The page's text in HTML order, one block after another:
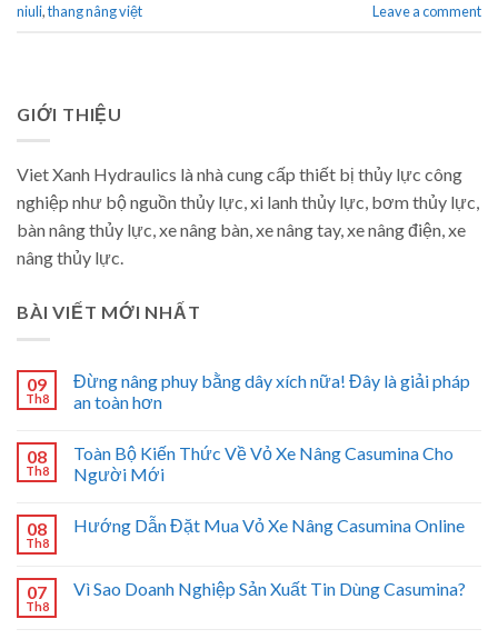
niuli,thang nâng việt Leave a comment
GIỚI THIỆU
Viet Xanh Hydraulics là nhà cung cấp thiết bị thủy lực công
nghiệp như bộ nguồn thủy lực, xi lanh thủy lực, bơm thủy lực,
bàn nâng thủy lực, xe nâng bàn, xe nâng tay, xe nâng điện, xe
nâng thủy lực.
BÀI VIẾT MỚI NHẤT
09
Th8
Đừng nâng phuy bằng dây xích nữa! Đây là giải pháp
an toàn hơn
08
Th8
Toàn Bộ Kiến Thức Về Vỏ Xe Nâng Casumina Cho
Người Mới
08
Th8
Hướng Dẫn Đặt Mua Vỏ Xe Nâng Casumina Online
07
Th8
Vì Sao Doanh Nghiệp Sản Xuất Tin Dùng Casumina?